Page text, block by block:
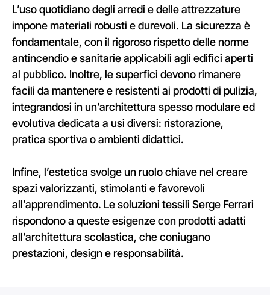
L’uso quotidiano degli arredi e delle attrezzature
impone materiali robusti e durevoli. La sicurezza è
fondamentale, con il rigoroso rispetto delle norme
antincendio e sanitarie applicabili agli edifici aperti
al pubblico. Inoltre, le superfici devono rimanere
facili da mantenere e resistenti ai prodotti di pulizia,
integrandosi in un’architettura spesso modulare ed
evolutiva dedicata a usi diversi: ristorazione,
pratica sportiva o ambienti didattici.
Infine, l’estetica svolge un ruolo chiave nel creare
spazi valorizzanti, stimolanti e favorevoli
all’apprendimento. Le soluzioni tessili Serge Ferrari
rispondono a queste esigenze con prodotti adatti
all’architettura scolastica, che coniugano
prestazioni, design e responsabilità.